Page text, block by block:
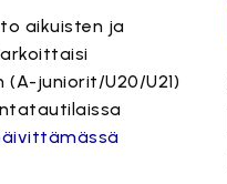
aikuisten ja
juniorit/U20/U21)